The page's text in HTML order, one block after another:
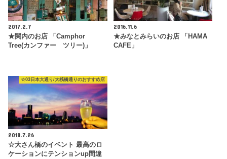
2017.2.7
★関内のお店 「Camphor
Tree(カンファー ツリー)」
2016.11.6
★みなとみらいのお店 「HAMA
CAFE」
☆03日本大通り/大桟橋通りのおすすめ店
2018.7.26
☆大さん橋のイベント 最高のロ
ケーションにテンションup間違